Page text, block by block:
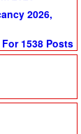
2026,
1538 Posts